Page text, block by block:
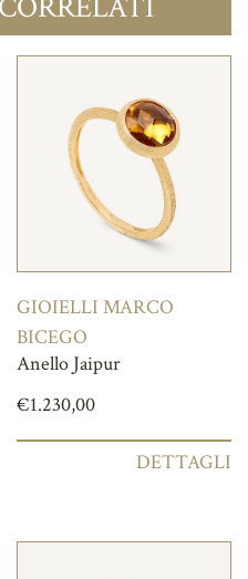
GIOIELLI MARCO
BICEGO
Anello Jaipur
€1.230,00
DETTAGLI